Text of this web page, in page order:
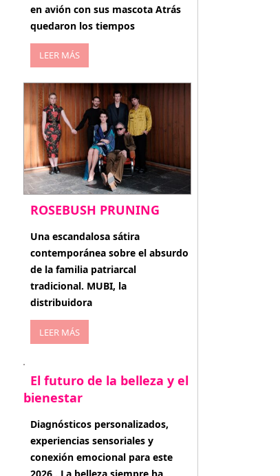
en avión con sus mascota Atrás
quedaron los tiempos
LEER MÁS
ROSEBUSH PRUNING
enero 20, 2026
Una escandalosa sátira
contemporánea sobre el absurdo
de la familia patriarcal
tradicional. MUBI, la
distribuidora
LEER MÁS
El futuro de la belleza y el
bienestar
enero 15, 2026
Diagnósticos personalizados,
experiencias sensoriales y
conexión emocional para este